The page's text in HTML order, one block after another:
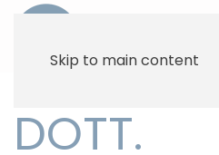
Skip to main content
DOTT.